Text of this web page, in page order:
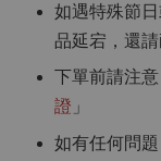
如遇特殊節
品延宕，還
下單前請注意
證 」
如有任何問